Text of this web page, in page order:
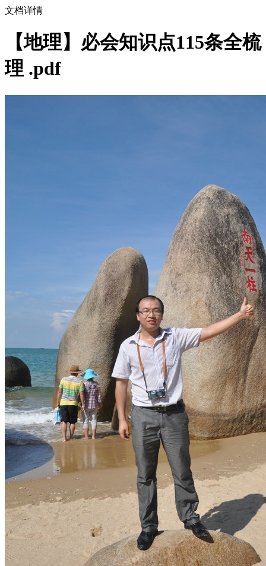
文档详情
【地理】必会知识点115条全梳
理 .pdf